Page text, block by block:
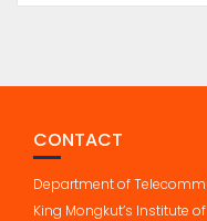
CONTACT
Department of
King Mongkut’s Institute